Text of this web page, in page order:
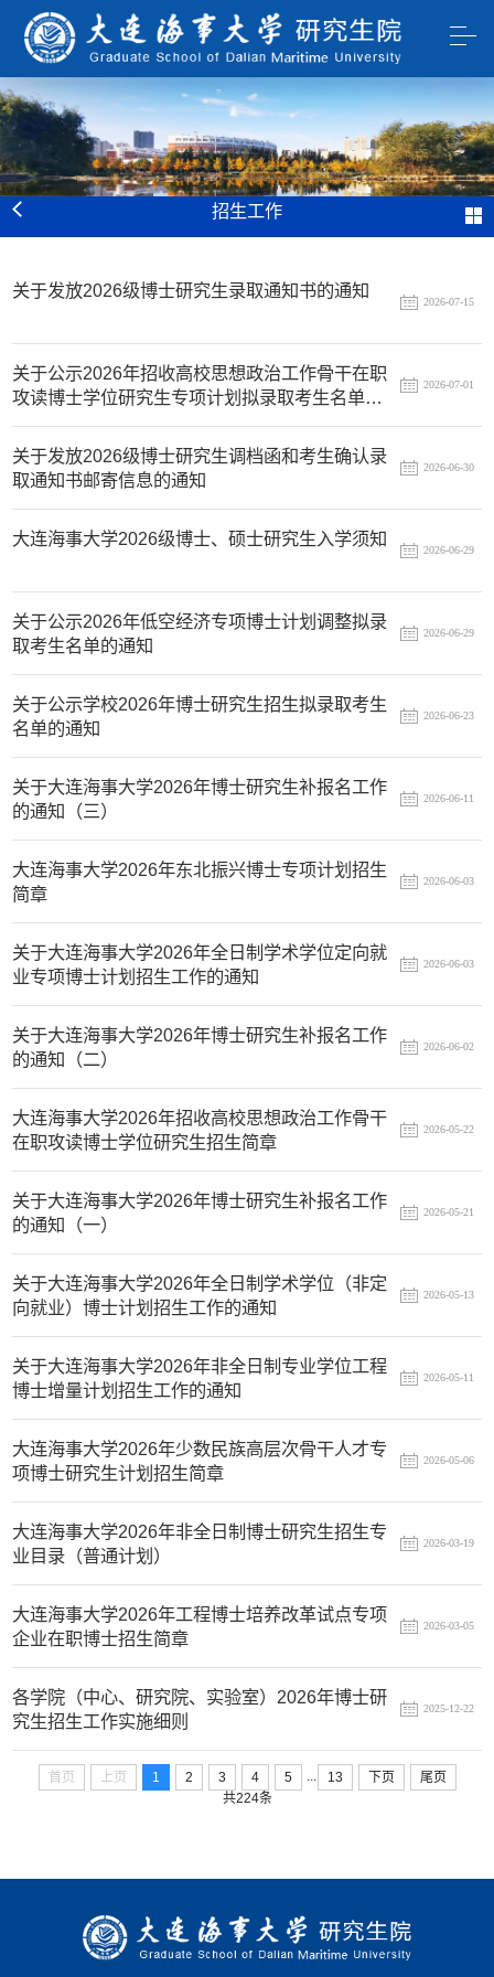
招生工作
关于发放2026级博士研究生录取通知书的通知
2026-07-15
关于公示2026年招收高校思想政治工作骨干在职
攻读博士学位研究生专项计划拟录取考生名单的
通...
2026-07-01
关于发放2026级博士研究生调档函和考生确认录
取通知书邮寄信息的通知
2026-06-30
大连海事大学2026级博士、硕士研究生入学须知
2026-06-29
关于公示2026年低空经济专项博士计划调整拟录
取考生名单的通知
2026-06-29
关于公示学校2026年博士研究生招生拟录取考生
名单的通知
2026-06-23
关于大连海事大学2026年博士研究生补报名工作
的通知（三）
2026-06-11
大连海事大学2026年东北振兴博士专项计划招生
简章
2026-06-03
关于大连海事大学2026年全日制学术学位定向就
业专项博士计划招生工作的通知
2026-06-03
关于大连海事大学2026年博士研究生补报名工作
的通知（二）
2026-06-02
大连海事大学2026年招收高校思想政治工作骨干
在职攻读博士学位研究生招生简章
2026-05-22
关于大连海事大学2026年博士研究生补报名工作
的通知（一）
2026-05-21
关于大连海事大学2026年全日制学术学位（非定
向就业）博士计划招生工作的通知
2026-05-13
关于大连海事大学2026年非全日制专业学位工程
博士增量计划招生工作的通知
2026-05-11
大连海事大学2026年少数民族高层次骨干人才专
项博士研究生计划招生简章
2026-05-06
大连海事大学2026年非全日制博士研究生招生专
业目录（普通计划）
2026-03-19
大连海事大学2026年工程博士培养改革试点专项
企业在职博士招生简章
2026-03-05
各学院（中心、研究院、实验室）2026年博士研
究生招生工作实施细则
2025-12-22
首页 上页 1 2 3 4 5 13 下页
尾页
共224条